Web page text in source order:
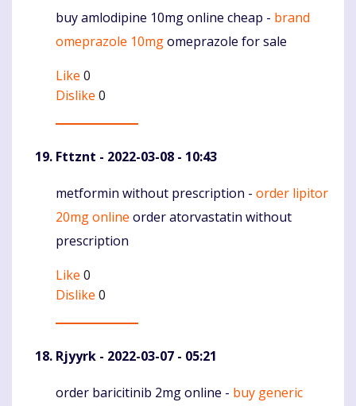
Komentaras
buy amlodipine 10mg online cheap - brand
omeprazole 10mgomeprazole for sale
Like 0
Dislike 0
Fttznt - 2022-03-08 - 10:43
Komentaras
metformin without prescription - order lipitor
20mg online order atorvastatin without
prescription
Like 0
Dislike 0
Rjyyrk - 2022-03-07 - 05:21
Komentaras
order baricitinib 2mg online - buy generic